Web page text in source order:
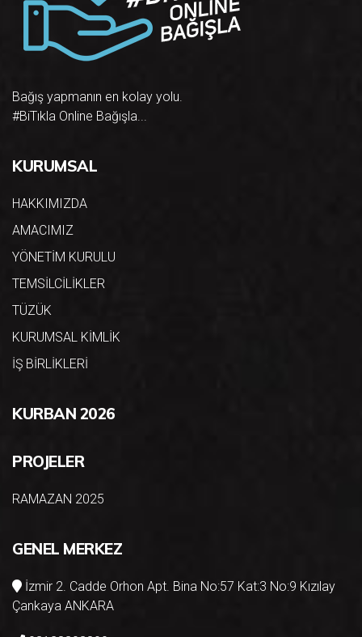
Bağış yapmanın en kolay yolu.
#BiTıkla Online Bağışla...
KURUMSAL
HAKKIMIZDA
AMACIMIZ
YÖNETİM KURULU
TEMSİLCİLİKLER
TÜZÜK
KURUMSAL KİMLİK
İŞ BİRLİKLERİ
KURBAN 2026
PROJELER
RAMAZAN 2025
GENEL MERKEZ
İzmir 2. Cadde Orhon Apt. Bina No:57 Kat:3 No:9 Kızılay
Çankaya ANKARA